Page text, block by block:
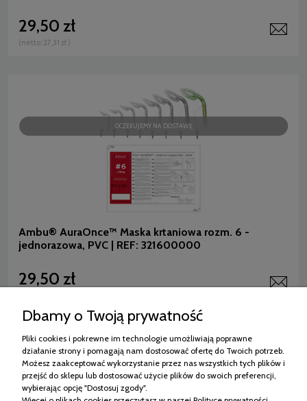
29,50 zł
(netto: 27,31 zł )
Ambu® AuraOnce™ Maska krtaniowa rozm. 6 -
jednorazowa, PVC | REF: 321600000
29,50 zł
OCZEKUJEMY NA DOSTAWĘ
Zakupy
Pomoc
Dbamy o Twoją prywatność
Pliki cookies i pokrewne im technologie umożliwiają poprawne
działanie strony i pomagają nam dostosować ofertę do Twoich potrzeb.
Możesz zaakceptować wykorzystanie przez nas wszystkich tych plików i
przejść do sklepu lub dostosować użycie plików do swoich preferencji,
wybierając opcję "Dostosuj zgody".